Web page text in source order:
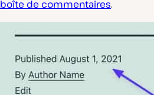
boîte de commentaires.